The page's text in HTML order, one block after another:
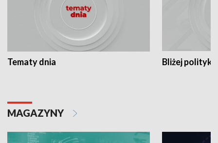
Tematy dnia Bliżej polityki
MAGAZYNY